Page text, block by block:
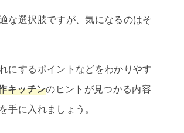
な選択肢ですが、気になるのはそ
にするポイントなどをわかりやす
キッチンのヒントが見つかる内容
手に入れましょう。